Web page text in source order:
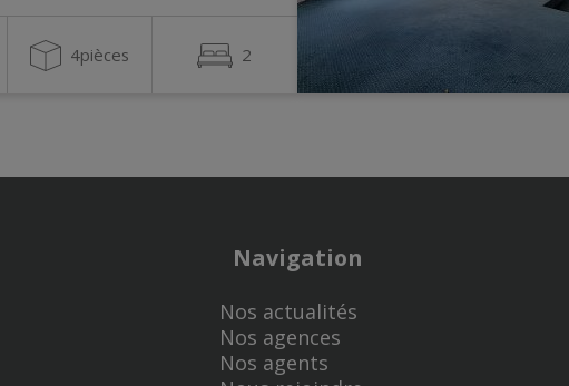
4pièces 2
Navigation
Nos actualités
Nos agences
Nos agents